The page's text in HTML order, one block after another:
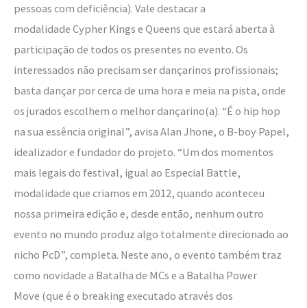
pessoas com deficiência). Vale destacar a
modalidade Cypher Kings e Queens que estará aberta à
participação de todos os presentes no evento. Os
interessados não precisam ser dançarinos profissionais;
basta dançar por cerca de uma hora e meia na pista, onde
os jurados escolhem o melhor dançarino(a). “É o hip hop
na sua essência original”, avisa Alan Jhone, o B-boy Papel,
idealizador e fundador do projeto. “Um dos momentos
mais legais do festival, igual ao Especial Battle,
modalidade que criamos em 2012, quando aconteceu
nossa primeira edição e, desde então, nenhum outro
evento no mundo produz algo totalmente direcionado ao
nicho PcD”, completa. Neste ano, o evento também traz
como novidade a Batalha de MCs e a Batalha Power
Move (que é o breaking executado através dos